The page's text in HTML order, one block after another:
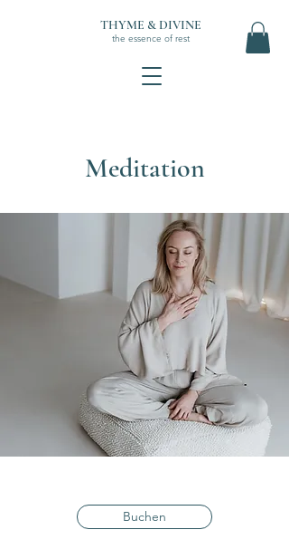
THYME & DIVINE
the essence of rest
Meditation
Buchen